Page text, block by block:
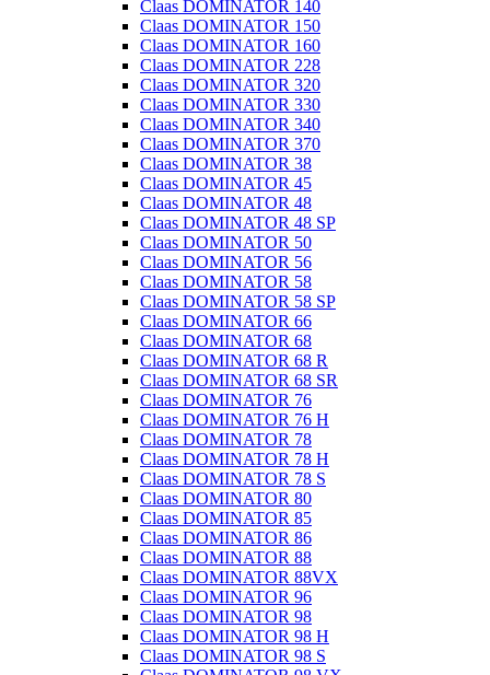
Claas DOMINATOR 140
Claas DOMINATOR 150
Claas DOMINATOR 160
Claas DOMINATOR 228
Claas DOMINATOR 320
Claas DOMINATOR 330
Claas DOMINATOR 340
Claas DOMINATOR 370
Claas DOMINATOR 38
Claas DOMINATOR 45
Claas DOMINATOR 48
Claas DOMINATOR 48 SP
Claas DOMINATOR 50
Claas DOMINATOR 56
Claas DOMINATOR 58
Claas DOMINATOR 58 SP
Claas DOMINATOR 66
Claas DOMINATOR 68
Claas DOMINATOR 68 R
Claas DOMINATOR 68 SR
Claas DOMINATOR 76
Claas DOMINATOR 76 H
Claas DOMINATOR 78
Claas DOMINATOR 78 H
Claas DOMINATOR 78 S
Claas DOMINATOR 80
Claas DOMINATOR 85
Claas DOMINATOR 86
Claas DOMINATOR 88
Claas DOMINATOR 88VX
Claas DOMINATOR 96
Claas DOMINATOR 98
Claas DOMINATOR 98 H
Claas DOMINATOR 98 S